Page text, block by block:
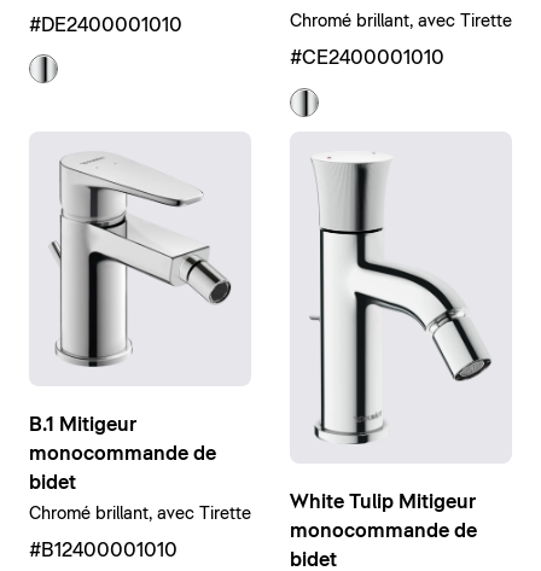
#DE2400001010 Chromé brillant, avec Tirette
#CE2400001010
B.1 Mitigeur
monocommande de
bidet
Chromé brillant, avec Tirette
#B12400001010
White Tulip Mitigeur
monocommande de
bidet